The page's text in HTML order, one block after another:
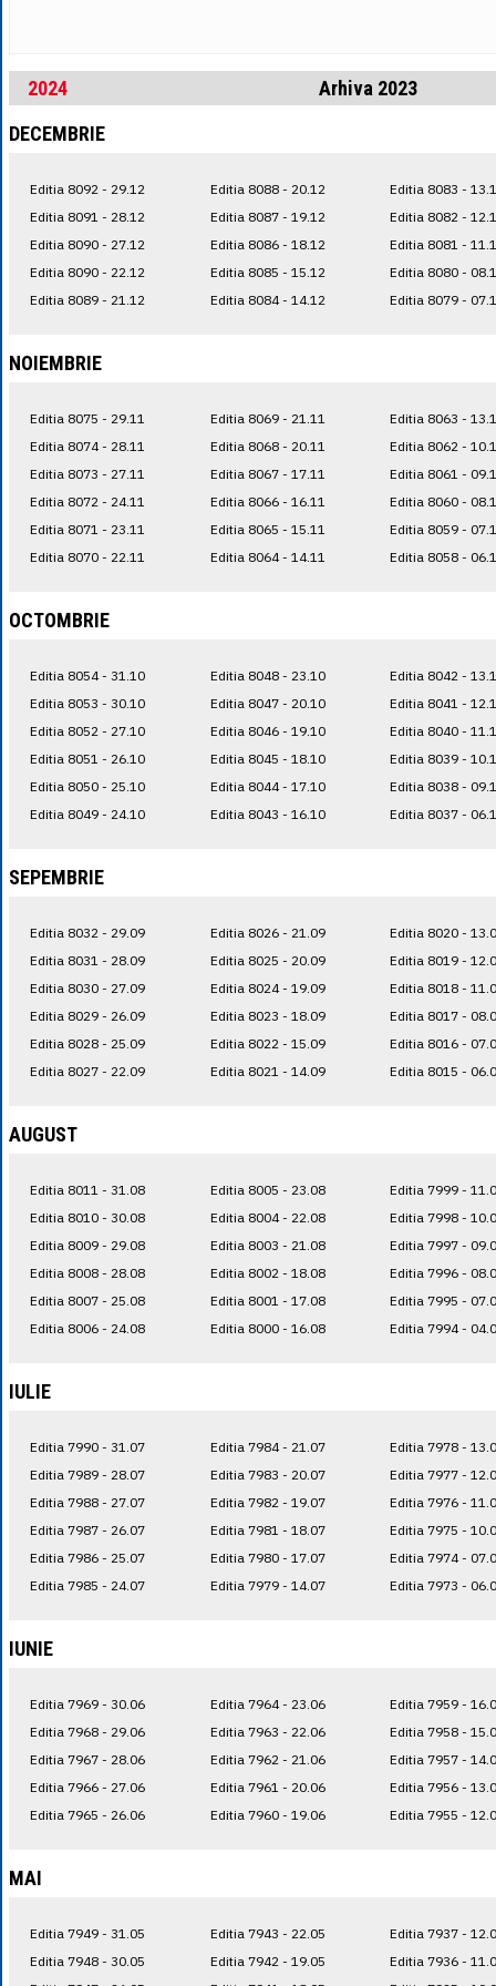
2024
Arhiva 2023
DECEMBRIE
Editia 8092 - 29.12
Editia 8091 - 28.12
Editia 8090 - 27.12
Editia 8090 - 22.12
Editia 8089 - 21.12
Editia 8088 - 20.12
Editia 8087 - 19.12
Editia 8086 - 18.12
Editia 8085 - 15.12
Editia 8084 - 14.12
Editia 8083 -
Editia 8082 -
Editia 8081 -
Editia 8080 -
Editia 8079 -
NOIEMBRIE
Editia 8075 - 29.11
Editia 8074 - 28.11
Editia 8073 - 27.11
Editia 8072 - 24.11
Editia 8071 - 23.11
Editia 8070 - 22.11
Editia 8069 - 21.11
Editia 8068 - 20.11
Editia 8067 - 17.11
Editia 8066 - 16.11
Editia 8065 - 15.11
Editia 8064 - 14.11
Editia 8063 -
Editia 8062 -
Editia 8061 -
Editia 8060 -
Editia 8059 -
Editia 8058 -
OCTOMBRIE
Editia 8054 - 31.10
Editia 8053 - 30.10
Editia 8052 - 27.10
Editia 8051 - 26.10
Editia 8050 - 25.10
Editia 8049 - 24.10
Editia 8048 - 23.10
Editia 8047 - 20.10
Editia 8046 - 19.10
Editia 8045 - 18.10
Editia 8044 - 17.10
Editia 8043 - 16.10
Editia 8042 -
Editia 8041 -
Editia 8040 -
Editia 8039 -
Editia 8038 -
Editia 8037 -
SEPEMBRIE
Editia 8032 - 29.09
Editia 8031 - 28.09
Editia 8030 - 27.09
Editia 8029 - 26.09
Editia 8028 - 25.09
Editia 8027 - 22.09
Editia 8026 - 21.09
Editia 8025 - 20.09
Editia 8024 - 19.09
Editia 8023 - 18.09
Editia 8022 - 15.09
Editia 8021 - 14.09
Editia 8020 -
Editia 8019 -
Editia 8018 -
Editia 8017 -
Editia 8016 -
Editia 8015 -
AUGUST
Editia 8011 - 31.08
Editia 8010 - 30.08
Editia 8009 - 29.08
Editia 8008 - 28.08
Editia 8007 - 25.08
Editia 8006 - 24.08
Editia 8005 - 23.08
Editia 8004 - 22.08
Editia 8003 - 21.08
Editia 8002 - 18.08
Editia 8001 - 17.08
Editia 8000 - 16.08
Editia 7999 -
Editia 7998 -
Editia 7997 -
Editia 7996 -
Editia 7995 -
Editia 7994 -
IULIE
Editia 7990 - 31.07
Editia 7989 - 28.07
Editia 7988 - 27.07
Editia 7987 - 26.07
Editia 7986 - 25.07
Editia 7985 - 24.07
Editia 7984 - 21.07
Editia 7983 - 20.07
Editia 7982 - 19.07
Editia 7981 - 18.07
Editia 7980 - 17.07
Editia 7979 - 14.07
Editia 7978 -
Editia 7977 -
Editia 7976 -
Editia 7975 -
Editia 7974 -
Editia 7973 -
IUNIE
Editia 7969 - 30.06
Editia 7968 - 29.06
Editia 7967 - 28.06
Editia 7966 - 27.06
Editia 7965 - 26.06
Editia 7964 - 23.06
Editia 7963 - 22.06
Editia 7962 - 21.06
Editia 7961 - 20.06
Editia 7960 - 19.06
Editia 7959 -
Editia 7958 -
Editia 7957 -
Editia 7956 -
Editia 7955 -
MAI
Editia 7949 - 31.05
Editia 7948 - 30.05
Editia 7943 - 22.05
Editia 7942 - 19.05
Editia 7937 -
Editia 7936 -